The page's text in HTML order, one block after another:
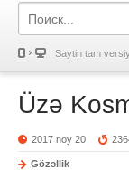
Saytin tam
Üzə
2017 noy 20
Gözəllik